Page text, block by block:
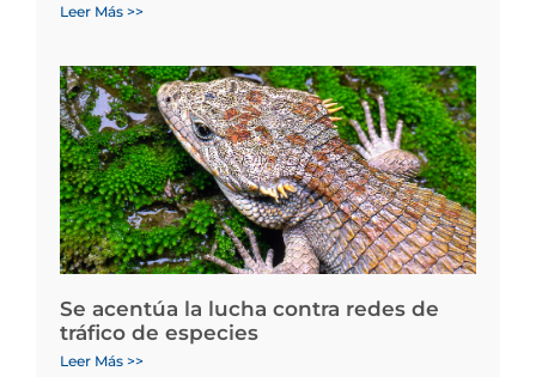
Leer Más >>
Se acentúa la lucha contra redes de
tráfico de especies
Leer Más >>